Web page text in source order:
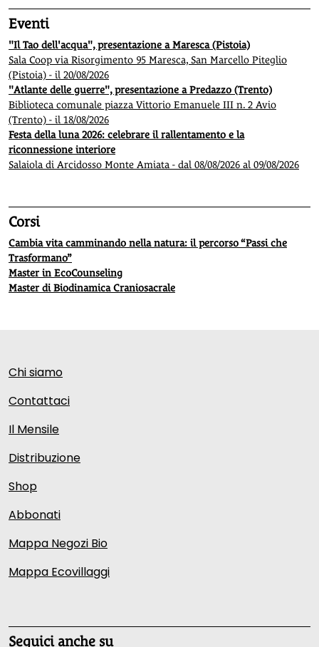
Eventi
"Il Tao dell'acqua", presentazione a Maresca (Pistoia)
Sala Coop via Risorgimento 95 Maresca, San Marcello Piteglio
(Pistoia) - il 20/08/2026
"Atlante delle guerre", presentazione a Predazzo (Trento)
Biblioteca comunale piazza Vittorio Emanuele III n. 2 Avio
(Trento) - il 18/08/2026
Festa della luna 2026: celebrare il rallentamento e la
riconnessione interiore
Salaiola di Arcidosso Monte Amiata - dal 08/08/2026 al 09/08/2026
Corsi
Cambia vita camminando nella natura: il percorso “Passi che
Trasformano”
Master in EcoCounseling
Master di Biodinamica Craniosacrale
Chi siamo
Contattaci
Il Mensile
Distribuzione
Shop
Abbonati
Mappa Negozi Bio
Mappa Ecovillaggi
Seguici anche su